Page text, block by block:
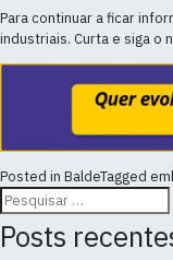
Para continuar a ficar
industriais. Curta e siga o
Posted in BaldeTagged
Pesquisar
por:
Posts